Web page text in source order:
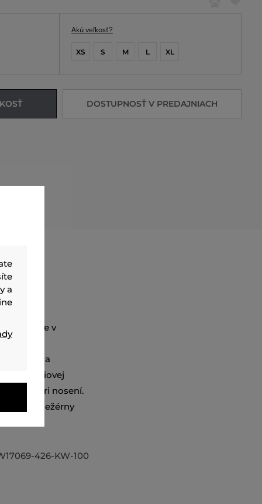
Akú veľkosť?
XS S M L XL
DOSTUPNOSŤ V PREDAJNIACH
v
dopĺňa
prémiovej
pocit pri nosení.
Váš ležérny
426-KW-100
a